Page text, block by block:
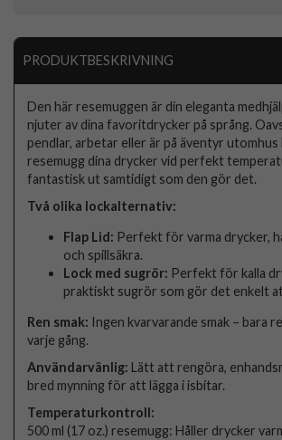
PRODUKTBESKRIVNING
Den här resemuggen är din eleganta
njuter av dina favoritdrycker på språng.
pendlar, arbetar eller är på äventyr utomhus
resemugg dina drycker vid perfekt
fantastisk ut samtidigt som den gör det.
Två olika lockalternativ:
Flap Lid: Perfekt för varma drycker,
och spillsäkra.
Lock med sugrör: Perfekt för kalla
praktiskt sugrör som gör det enkelt
Ren smak: Ingen kvarvarande smak – bara
varje gång.
Användarvänlig: Lätt att rengöra,
bred mynning för att lägga i isbitar.
Temperaturkontroll:
500 ml (17 oz.) resemugg: Håller drycker